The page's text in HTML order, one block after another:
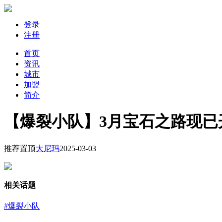
登录
注册
首页
资讯
城市
加盟
简介
【爆裂小队】3月宝石之路现
推荐置顶大尼玛2025-03-03
相关话题
#爆裂小队